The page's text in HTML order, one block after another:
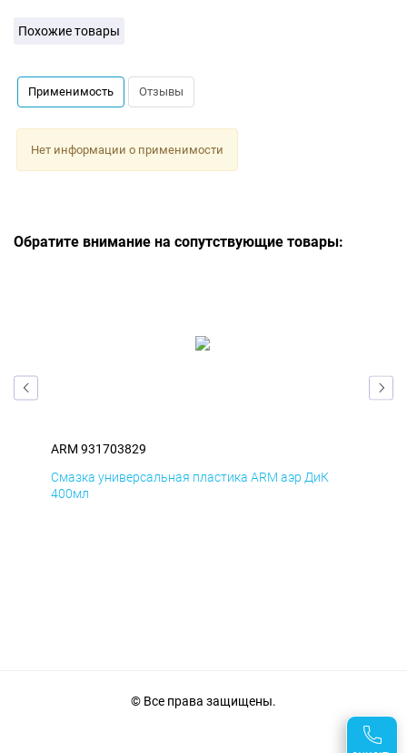
Похожие товары
Применимость Отзывы
Нет информации о применимости
Обратите внимание на сопутствующие товары:
ARM 931703829
Смазка универсальная пластика ARM аэр ДиК
400мл
© Все права защищены.